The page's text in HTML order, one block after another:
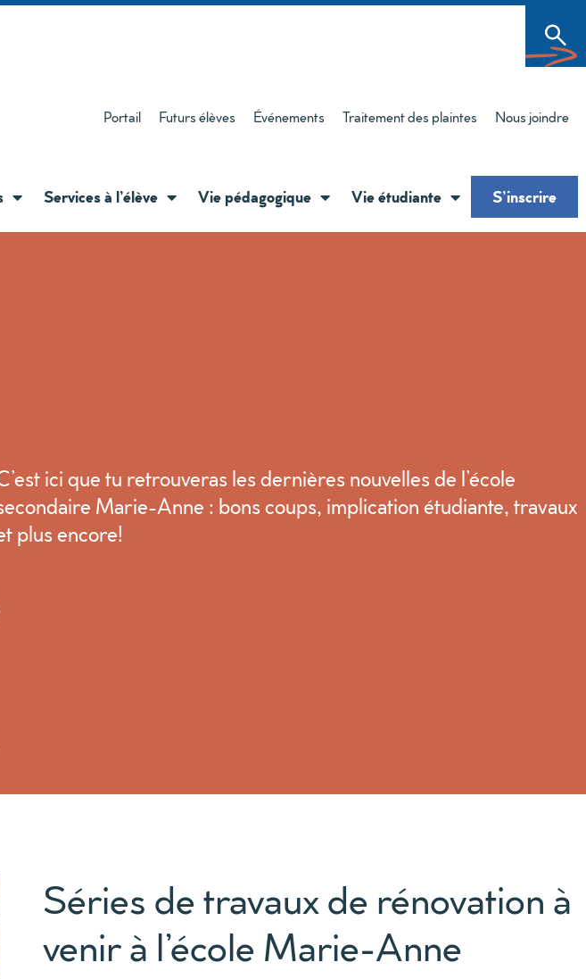
Portail Futurs élèves Événements Traitement des plaintes Nous joindre
Services à l’élève Vie pédagogique Vie étudiante S’inscrire
ici que tu retrouveras les dernières nouvelles de l’école
Marie-Anne : bons coups, implication étudiante, travaux
plus encore!
Séries de travaux de rénovation à
venir à l’école Marie-Anne